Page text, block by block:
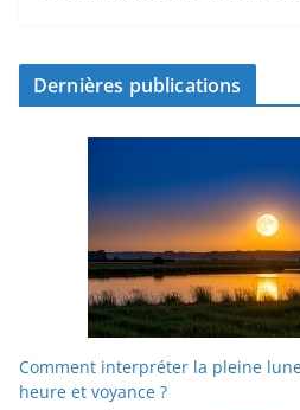
Dernières publications
Comment interpréter la pleine
heure et voyance ?